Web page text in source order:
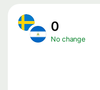
No change